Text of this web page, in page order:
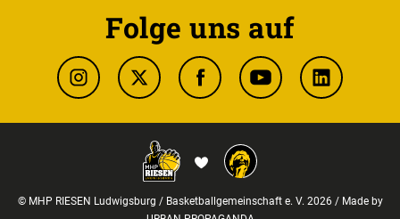
Folge uns auf
© MHP RIESEN Ludwigsburg / Basketballgemeinschaft e. V. 2026 / Made by